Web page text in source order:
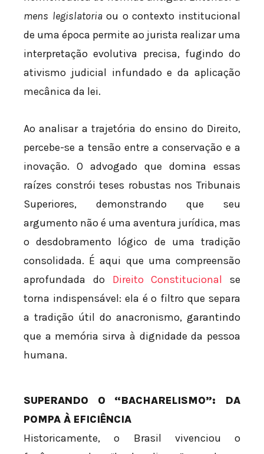
mens legislatoriaou o contexto institucional
de uma época permite ao jurista realizar uma
interpretação evolutiva precisa, fugindo do
ativismo judicial infundado e da aplicação
mecânica da lei.
Ao analisar a trajetória do ensino do Direito,
percebe-se a tensão entre a conservação e a
inovação. O advogado que domina essas
raízes constrói teses robustas nos Tribunais
Superiores, demonstrando que seu
argumento não é uma aventura jurídica, mas
o desdobramento lógico de uma tradição
consolidada. É aqui que uma compreensão
aprofundada do Direito Constitucional se
torna indispensável: ela é o filtro que separa
a tradição útil do anacronismo, garantindo
que a memória sirva à dignidade da pessoa
humana.
SUPERANDO O “BACHARELISMO”: DA
POMPA À EFICIÊNCIA
Historicamente, o Brasil vivenciou o